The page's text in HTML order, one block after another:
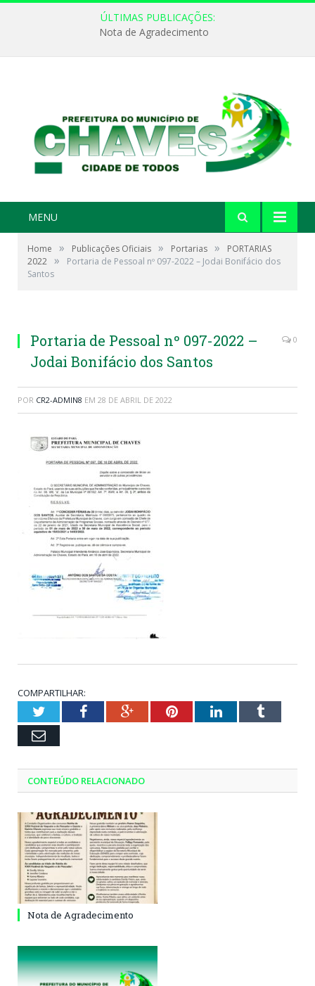
ÚLTIMAS PUBLICAÇÕES:
Nota de Agradecimento
MENU
Home » Publicações Oficiais » Portarias »
PORTARIAS
2022 »
Portaria de Pessoal nº 097-2022 – Jodai Bonifácio dos
Santos
Portaria de Pessoal nº 097-2022 –
Jodai Bonifácio dos Santos
0
POR CR2-ADMIN8 EM 28 DE ABRIL DE 2022
COMPARTILHAR:
TwitterFacebookGoogle+PinterestLinkedInTumblr
Email
CONTEÚDO RELACIONADO
Nota de Agradecimento